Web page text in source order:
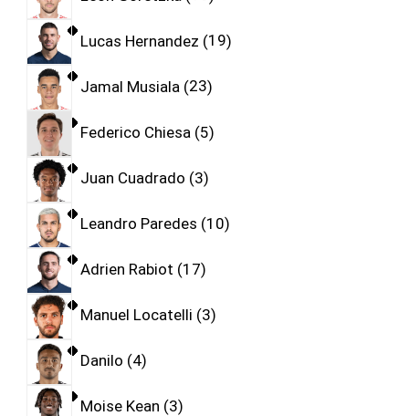
Lucas Hernandez 19
Jamal Musiala 23
Federico Chiesa 5
Juan Cuadrado 3
Leandro Paredes 10
Adrien Rabiot 17
Manuel Locatelli 3
Danilo 4
Moise Kean 3